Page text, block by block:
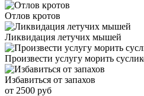
Отлов кротов
Ликвидация летучих мышей
Произвести услугу морить
Избавиться от запахов
от 2500 руб